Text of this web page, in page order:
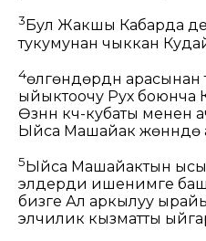
3 Бул Жакшы Кабарда
тукумунан чыккан
4өлгөндөрдүн арасынан
ыйыктоочу Рух боюнча
Өзүнүн күч-кубаты
Ыйса Машайак жөнүндө
5 Ыйса Машайактын
элдерди ишенимге баш
бизге Ал аркылуу
элчилик кызматты